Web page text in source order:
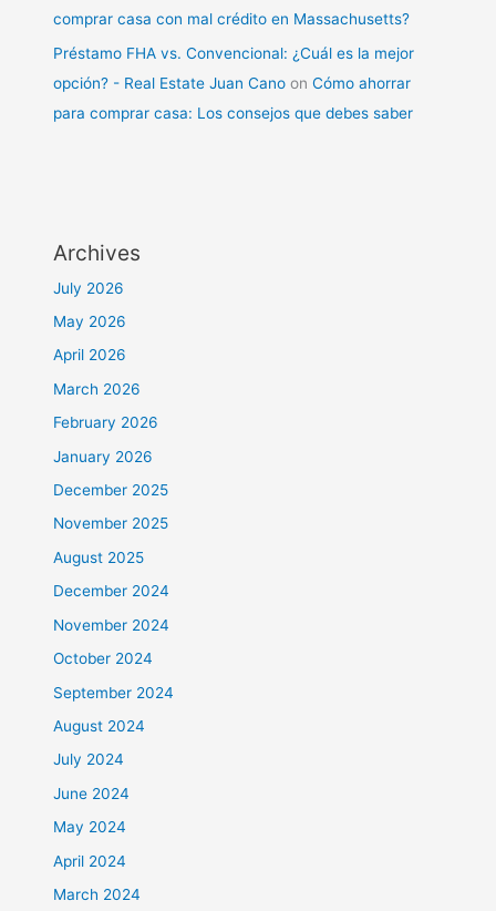
comprar casa con mal crédito en Massachusetts?
Préstamo FHA vs. Convencional: ¿Cuál es la mejor
opción? - Real Estate Juan Cano onCómo ahorrar
para comprar casa: Los consejos que debes saber
Archives
July 2026
May 2026
April 2026
March 2026
February 2026
January 2026
December 2025
November 2025
August 2025
December 2024
November 2024
October 2024
September 2024
August 2024
July 2024
June 2024
May 2024
April 2024
March 2024